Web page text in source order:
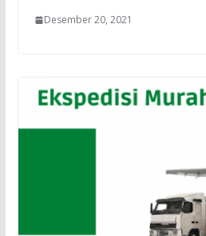
Desember 20, 2021